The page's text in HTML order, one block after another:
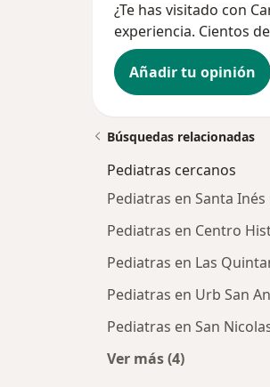
¿Te has visitado con
experiencia. Cientos
Añadir tu opinión
Búsquedas relacionadas
Pediatras cercanos
Pediatras en Santa Inés
Pediatras en Centro
Pediatras en Las
Pediatras en Urb San
Pediatras en San
Ver más (4)